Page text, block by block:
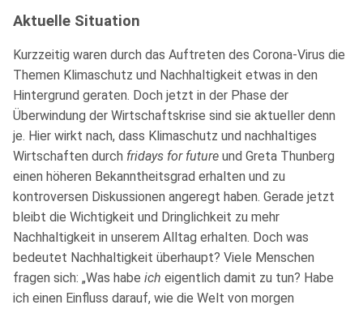
Aktuelle Situation
Kurzzeitig waren durch das Auftreten des Corona-Virus die
Themen Klimaschutz und Nachhaltigkeit etwas in den
Hintergrund geraten. Doch jetzt in der Phase der
Überwindung der Wirtschaftskrise sind sie aktueller denn
je. Hier wirkt nach, dass Klimaschutz und nachhaltiges
Wirtschaften durch fridays for future und Greta Thunberg
einen höheren Bekanntheitsgrad erhalten und zu
kontroversen Diskussionen angeregt haben. Gerade jetzt
bleibt die Wichtigkeit und Dringlichkeit zu mehr
Nachhaltigkeit in unserem Alltag erhalten. Doch was
bedeutet Nachhaltigkeit überhaupt? Viele Menschen
fragen sich: „Was habe ich eigentlich damit zu tun? Habe
ich einen Einfluss darauf, wie die Welt von morgen